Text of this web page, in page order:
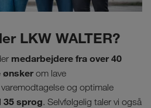
LKW WALTER?
medarbejdere fra over 40
ønsker om lave
og optimale
35 sprog. Selvfølgelig taler vi også